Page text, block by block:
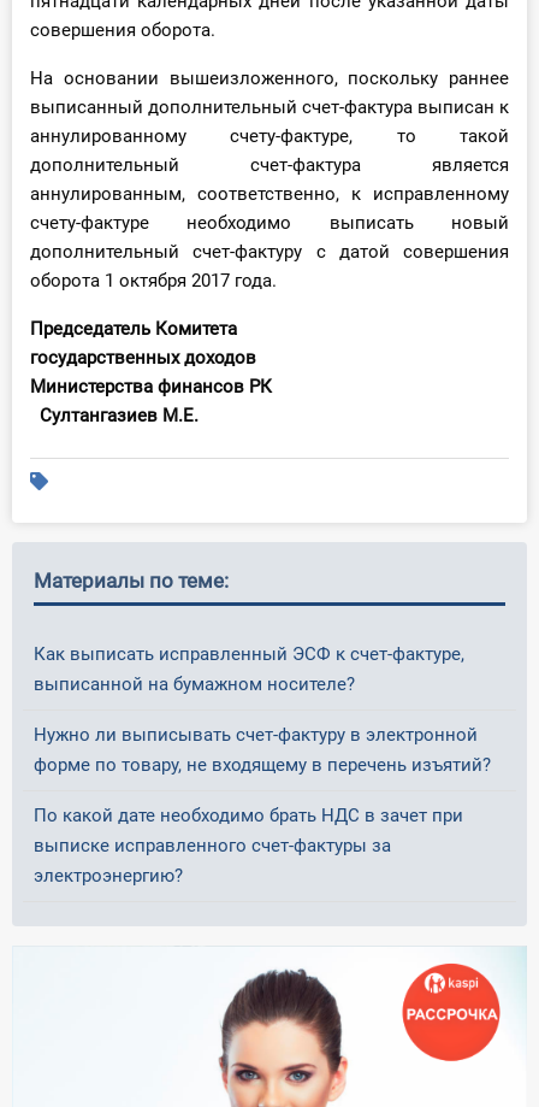
совершения оборота.
На основании вышеизложенного, поскольку раннее
выписанный дополнительный счет-фактура выписан к
аннулированному счету-фактуре, то такой
дополнительный счет-фактура является
аннулированным, соответственно, к исправленному
счету-фактуре необходимо выписать новый
дополнительный счет-фактуру с датой совершения
оборота 1 октября 2017 года.
Председатель Комитета
государственных доходов
Министерства финансов РК
Султангазиев М.Е.
Материалы по теме:
Как выписать исправленный ЭСФ к счет-фактуре,
выписанной на бумажном носителе?
Нужно ли выписывать счет-фактуру в электронной
форме по товару, не входящему в перечень изъятий?
По какой дате необходимо брать НДС в зачет при
выписке исправленного счет-фактуры за
электроэнергию?